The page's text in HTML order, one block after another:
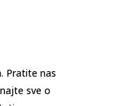
Pratite nas
sve o